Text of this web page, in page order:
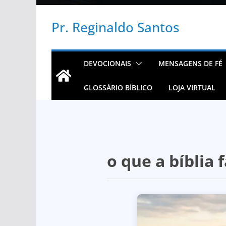
Pr. Reginaldo Santos
DEVOCIONAIS MENSAGENS DE FÉ
GLOSSÁRIO BÍBLICO LOJA VIRTUAL
o que a bíblia